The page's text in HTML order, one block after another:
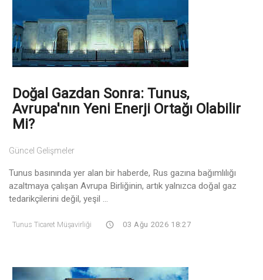
Doğal Gazdan Sonra: Tunus,
Avrupa'nın Yeni Enerji Ortağı Olabilir
Mi?
Güncel Gelişmeler
Tunus basınında yer alan bir haberde, Rus gazına bağımlılığı
azaltmaya çalışan Avrupa Birliğinin, artık yalnızca doğal gaz
tedarikçilerini değil, yeşil ...
Tunus Ticaret Müşavirliği 03 Ağu 2026 18:27